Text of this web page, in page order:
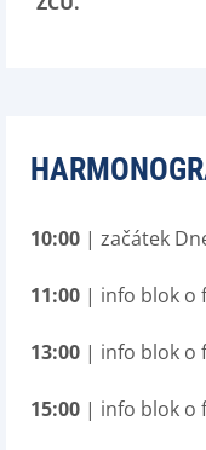
10:00 | začátek
11:00 | info blok o
13:00 | info blok o
15:00 | info blok o